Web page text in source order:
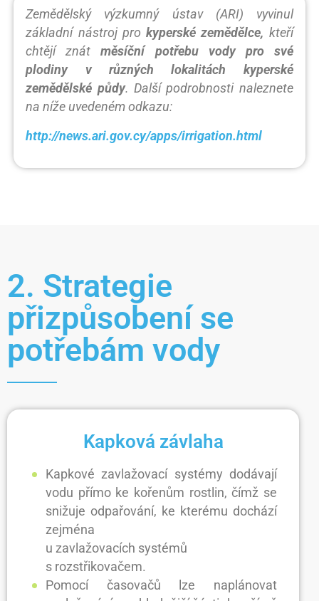
Zemědělský výzkumný ústav (ARI) vyvinul
základní nástroj prokyperské zemědělce, kteří
chtějí znátměsíční potřebu vody pro své
plodiny v různých lokalitách kyperské
zemědělské půdy. Další podrobnosti naleznete
na níže uvedeném odkazu:
http://news.ari.gov.cy/apps/irrigation.html
2. Strategie
přizpůsobení se
potřebám vody
Kapková závlaha
Kapkové zavlažovací systémy dodávají
vodu přímo ke kořenům rostlin, čímž se
snižuje odpařování, ke kterému dochází
zejména
u zavlažovacích systémů
s rozstřikovačem.
Pomocí časovačů lze naplánovat